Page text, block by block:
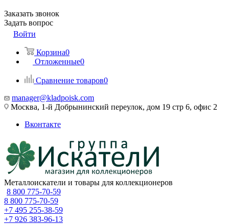
Заказать звонок
Задать вопрос
Войти
Корзина0
Отложенные0
Сравнение товаров0
manager@kladpoisk.com
Москва, 1-й Добрынинский переулок, дом 19 стр 6, офис 2
Вконтакте
Металлоискатели и товары для коллекционеров
8 800 775-70-59
8 800 775-70-59
+7 495 255-38-59
+7 926 383-96-13